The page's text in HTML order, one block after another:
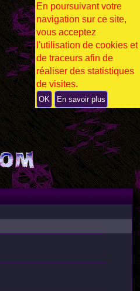
En poursuivant votre
navigation sur ce site,
vous acceptez
l'utilisation de cookies et
de traceurs afin de
réaliser des statistiques
de visites.
OK En savoir plus